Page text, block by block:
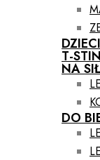
DZIECI
T-
NA
DO